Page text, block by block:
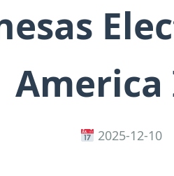
America
2025-12-10